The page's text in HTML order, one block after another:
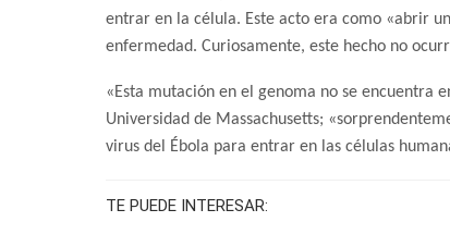
entrar en la célula. Este acto era como «abrir
enfermedad. Curiosamente, este hecho no
«Esta mutación en el genoma no se encuentra
Universidad de Massachusetts;
virus del Ébola para entrar en las células
TE PUEDE INTERESAR: